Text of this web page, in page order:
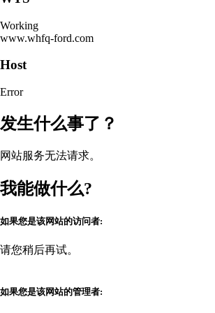
Working
www.whfq-ford.com
Host
Error
发生什么事了？
网站服务无法请求。
我能做什么?
如果您是该网站的访问者:
请您稍后再试。
如果您是该网站的管理者: